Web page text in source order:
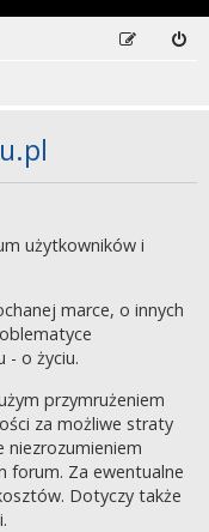
użytkowników i
marce, o innych
- o życiu.
przymrużeniem
za możliwe straty
niezrozumieniem
forum. Za ewentualne
Dotyczy także